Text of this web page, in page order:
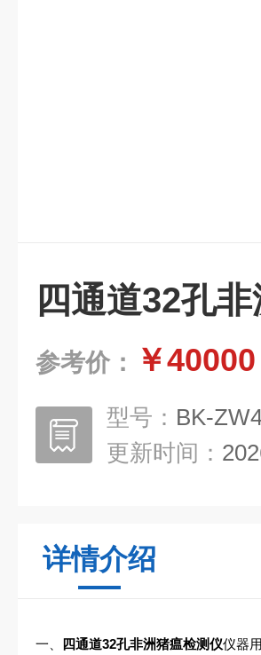
四通道32孔
参考价： ￥40000
型号： BK-
更新时间：
详情介绍
一、 四通道32孔非洲猪瘟检测仪仪器